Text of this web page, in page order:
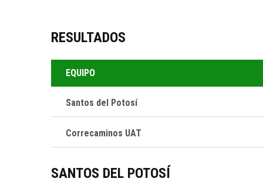
RESULTADOS
EQUIPO
Santos del Potosí
Correcaminos UAT
SANTOS DEL POTOSÍ